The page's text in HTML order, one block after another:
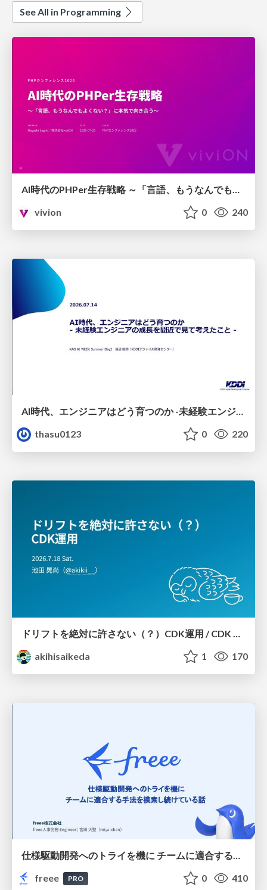
See All in Programming
AI時代のPHPer生存戦略 ～「言語、もうなんでもよくない？」に本気で向き合う～
vivion
0 240
AI時代、エンジニアはどう育つのか -未経験エンジニアの成長を間近で見て考えたこと-
thasu0123
0 220
akihisaikeda
1 170
仕様駆動開発へのトライを機に チームに適合する手法を模索し続けている話
freee
PRO 0 410